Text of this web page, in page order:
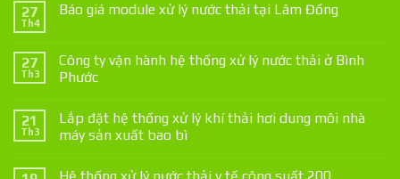
27
Th4
Báo giá module xử lý nước thải tại Lâm Đồng
27
Th3
Công ty vận hành hệ thống xử lý nước thải ở Bình
Phước
21
Th3
Lắp đặt hệ thống xử lý khí thải hơi dung môi nhà
máy sản xuất bao bì